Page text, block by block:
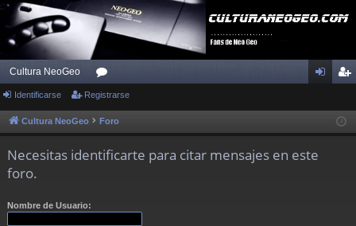
Cultura NeoGeo
or
os ist
Identificarse Registrarse
Cultura NeoGeo Foro
Necesitas identificarte para citar mensajes en este
foro.
Nombre de Usuario: